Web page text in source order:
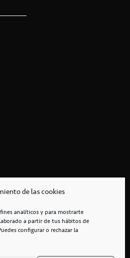
de las cookies
analíticos y para mostrarte
a partir de tus hábitos de
configurar o rechazar la